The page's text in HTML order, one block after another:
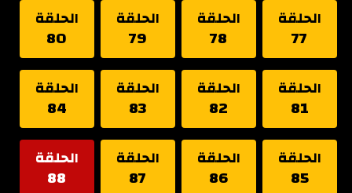
الحلقة
77
الحلقة
78
الحلقة
79
الحلقة
80
الحلقة
81
الحلقة
82
الحلقة
83
الحلقة
84
الحلقة
85
الحلقة
86
الحلقة
87
الحلقة
88